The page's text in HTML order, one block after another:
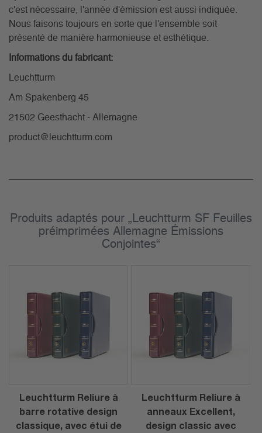
c'est nécessaire, l'année d'émission est aussi indiquée.
Nous faisons toujours en sorte que l'ensemble soit
présenté de manière harmonieuse et esthétique.
Informations du fabricant:
Leuchtturm
Am Spakenberg 45
21502 Geesthacht - Allemagne
product@leuchtturm.com
Produits adaptés pour „Leuchtturm SF Feuilles
préimprimées Allemagne Émissions
Conjointes“
Leuchtturm Reliure à
barre rotative design
classique, avec étui de
Leuchtturm Reliure à
anneaux Excellent,
design classic avec